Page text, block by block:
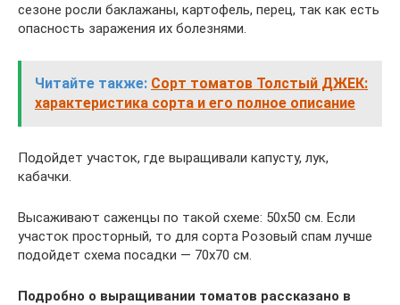
сезоне росли баклажаны, картофель, перец, так как есть
опасность заражения их болезнями.
Читайте также: Сорт томатов Толстый ДЖЕК:
характеристика сорта и его полное описание
Подойдет участок, где выращивали капусту, лук,
кабачки.
Высаживают саженцы по такой схеме: 50х50 см. Если
участок просторный, то для сорта Розовый спам лучше
подойдет схема посадки — 70х70 см.
Подробно о выращивании томатов рассказано в